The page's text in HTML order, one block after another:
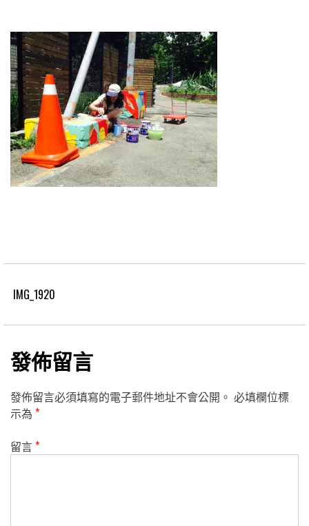
IMG_1920
發佈留言
發佈留言必須填寫的電子郵件地址不會公開。 必填欄位標
示為 *
留言*